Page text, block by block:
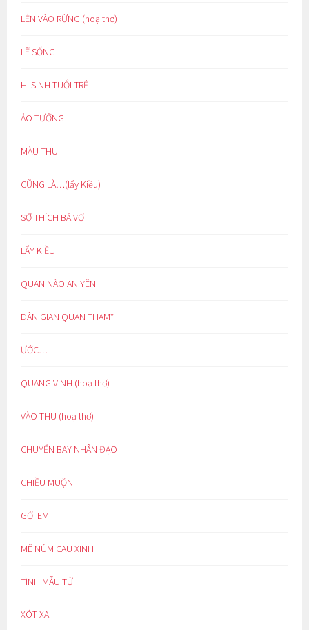
LẺN VÀO RỪNG (hoạ thơ)
LẼ SỐNG
HI SINH TUỔI TRẺ
ẢO TƯỞNG
MÀU THU
CŨNG LÀ…(lẩy Kiều)
SỞ THÍCH BÁ VƠ
LẨY KIỀU
QUAN NÀO AN YÊN
DÂN GIAN QUAN THAM*
ƯỚC…
QUANG VINH (hoạ thơ)
VÀO THU (hoạ thơ)
CHUYẾN BAY NHÂN ĐẠO
CHIỀU MUỘN
GỞI EM
MÊ NÚM CAU XINH
TÌNH MẪU TỬ
XÓT XA